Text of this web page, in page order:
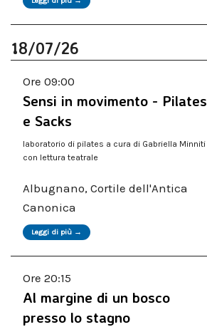
18/07/26
Ore 09:00
Sensi in movimento - Pilates
e Sacks
laboratorio di pilates a cura di Gabriella Minniti
con lettura teatrale
Albugnano, Cortile dell'Antica
Canonica
Leggi di più →
Ore 20:15
Al margine di un bosco
presso lo stagno